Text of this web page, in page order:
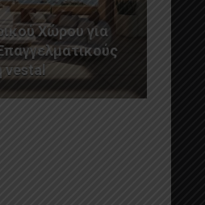
Χώρου για
vestal